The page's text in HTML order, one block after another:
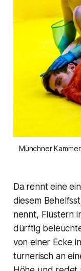
Münchner
Da rennt eine
diesem
nennt, Flüstern
dürftig
von einer Ecke
turnerisch an